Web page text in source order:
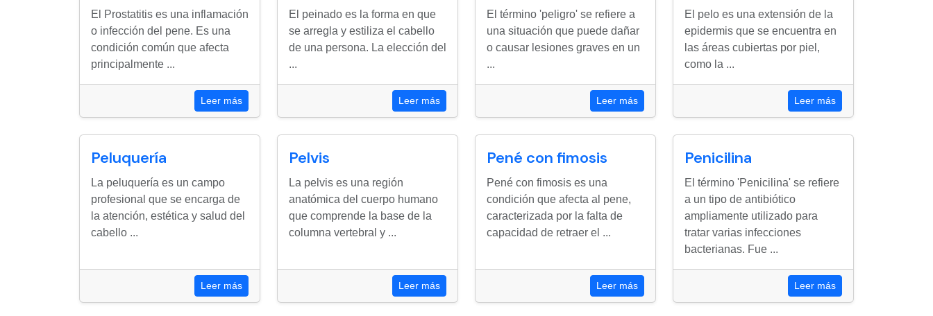
El Prostatitis es una inflamación
o infección del pene. Es una
condición común que afecta
principalmente ...
Leer más
El peinado es la forma en que
se arregla y estiliza el cabello
de una persona. La elección del
...
Leer más
El término 'peligro' se refiere a
una situación que puede dañar
o causar lesiones graves en un
...
Leer más
El pelo es una extensión de la
epidermis que se encuentra en
las áreas cubiertas por piel,
como la ...
Leer más
Peluquería
La peluquería es un campo
profesional que se encarga de
la atención, estética y salud del
cabello ...
Leer más
Pelvis
La pelvis es una región
anatómica del cuerpo humano
que comprende la base de la
columna vertebral y ...
Leer más
Pené con fimosis
Pené con fimosis es una
condición que afecta al pene,
caracterizada por la falta de
capacidad de retraer el ...
Leer más
Penicilina
El término 'Penicilina' se refiere
a un tipo de antibiótico
ampliamente utilizado para
tratar varias infecciones
bacterianas. Fue ...
Leer más